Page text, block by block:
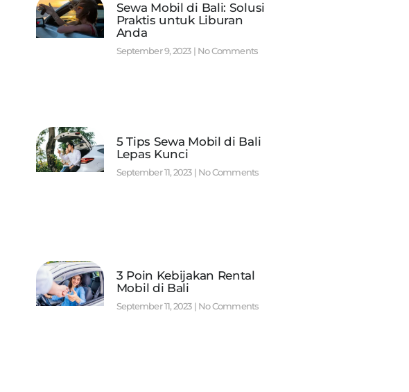
Sewa Mobil di Bali: Solusi
Praktis untuk Liburan
Anda
September 9, 2023 No Comments
5 Tips Sewa Mobil di Bali
Lepas Kunci
September 11, 2023 No Comments
3 Poin Kebijakan Rental
Mobil di Bali
September 11, 2023 No Comments